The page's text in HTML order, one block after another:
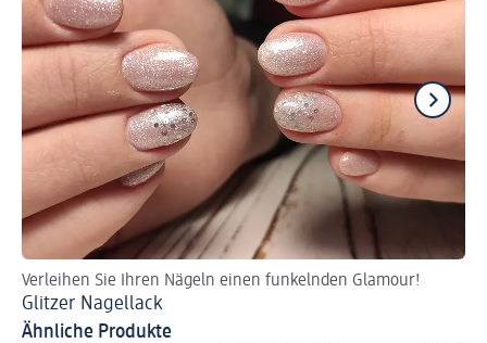
Verleihen Sie Ihren Nägeln einen funkelnden Glamour!
Glitzer Nagellack
Ähnliche Produkte